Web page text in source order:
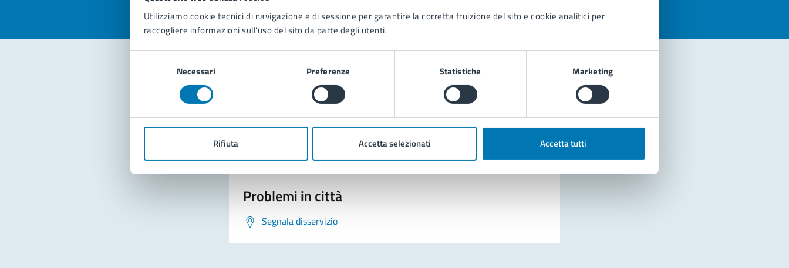
Utilizziamo cookie tecnici di navigazione e di sessione per garantire la corretta fruizione del sito e cookie analitici per
raccogliere informazioni sull'uso del sito da parte degli utenti.
Necessari Preferenze Statistiche Marketing
Rifiuta Accetta selezionati Accetta tutti
Contatta il comune
Leggi le domande frequenti
Prenota appuntamento
Problemi in città
Segnala disservizio